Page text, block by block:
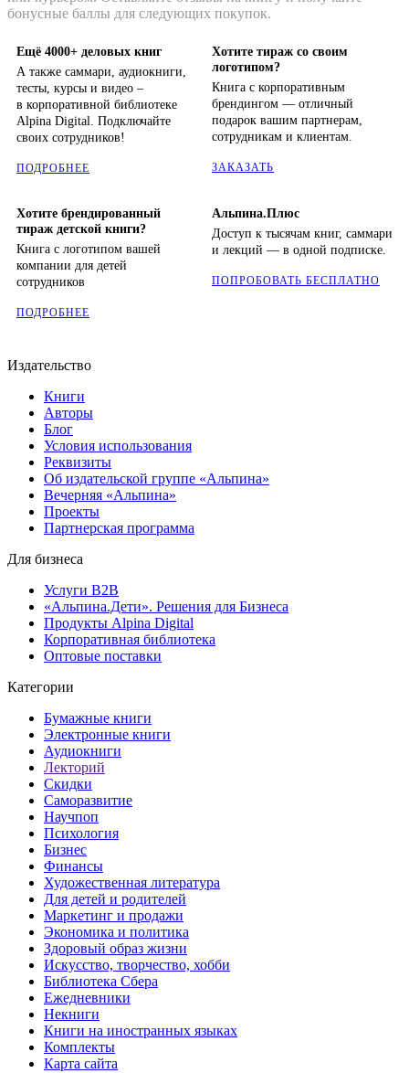
бонусные баллы для следующих покупок.
Ещё 4000+ деловых книг
А также саммари, аудиокниги,
тесты, курсы и видео –
в корпоративной библиотеке
Alpina Digital. Подключайте
своих сотрудников!
ПОДРОБНЕЕ
Хотите тираж со своим
логотипом?
Книга с корпоративным
брендингом — отличный
подарок вашим партнерам,
сотрудникам и клиентам.
ЗАКАЗАТЬ
Хотите брендированный
тираж детской книги?
Книга с логотипом вашей
компании для детей
сотрудников
ПОДРОБНЕЕ
Альпина.Плюс
Доступ к тысячам книг, саммари
и лекций — в одной подписке.
ПОПРОБОВАТЬ БЕСПЛАТНО
Издательство
Книги
Авторы
Блог
Условия использования
Реквизиты
Об издательской группе «Альпина»
Вечерняя «Альпина»
Проекты
Партнерская программа
Для бизнеса
Услуги B2B
«Альпина.Дети». Решения для Бизнеса
Продукты Alpina Digital
Корпоративная библиотека
Оптовые поставки
Категории
Бумажные книги
Электронные книги
Аудиокниги
Лекторий
Скидки
Саморазвитие
Научпоп
Психология
Бизнес
Финансы
Художественная литература
Для детей и родителей
Маркетинг и продажи
Экономика и политика
Здоровый образ жизни
Искусство, творчество, хобби
Библиотека Сбера
Ежедневники
Некниги
Книги на иностранных языках
Комплекты
Карта сайта